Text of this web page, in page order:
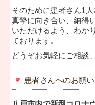
そのために患者さん1
真摯に向き合い、納得
いただけるよう、わか
ております。
どうぞお気軽にご相談
患者さんへのお願い